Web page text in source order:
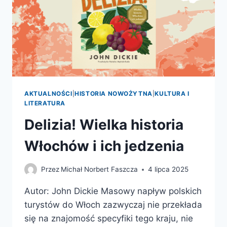
AKTUALNOŚCI |HISTORIA NOWOŻYTNA |KULTURA I
LITERATURA
Delizia! Wielka historia
Włochów i ich jedzenia
Przez Michał Norbert Faszcza 4 lipca 2025
Autor: John Dickie Masowy napływ polskich
turystów do Włoch zazwyczaj nie przekłada
się na znajomość specyfiki tego kraju, nie